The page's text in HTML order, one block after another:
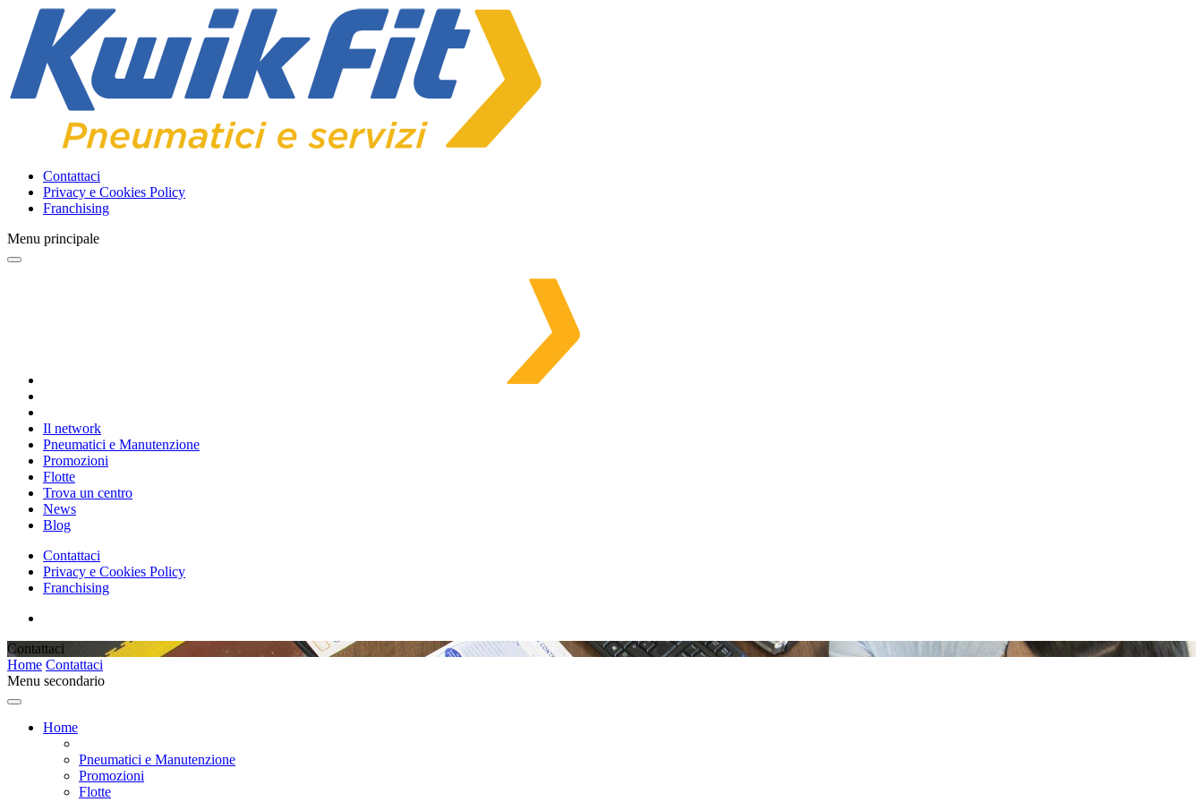
Contattaci
Privacy e Cookies Policy
Franchising
Menu principale
Il network
Pneumatici e Manutenzione
Promozioni
Flotte
Trova un centro
News
Blog
Contattaci
Privacy e Cookies Policy
Franchising
Contattaci
Home Contattaci
Menu secondario
Home
Pneumatici e Manutenzione
Promozioni
Flotte